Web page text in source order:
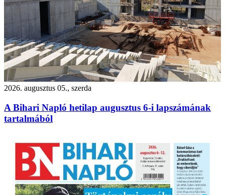
2026. augusztus 05., szerda
A Bihari Napló hetilap augusztus 6-i lapszámának
tartalmából